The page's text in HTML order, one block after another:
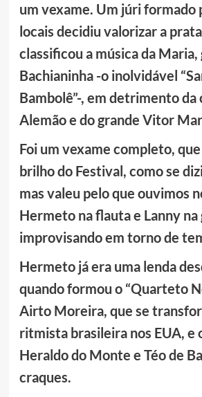
um vexame. Um júri formado
locais decidiu valorizar a prata
classificou a música da
Bachianinha -o inolvidável
Bambolê”-, em detrimento da
Alemão e do grande Vitor
Foi um vexame completo,
brilho do Festival, como se
mas valeu pelo que ouvimos
Hermeto na flauta e Lanny
improvisando em torno de
Hermeto já era uma lenda
quando formou o “Quarteto
Airto Moreira, que se
ritmista brasileira nos EUA, e
Heraldo do Monte e Téo de
craques.